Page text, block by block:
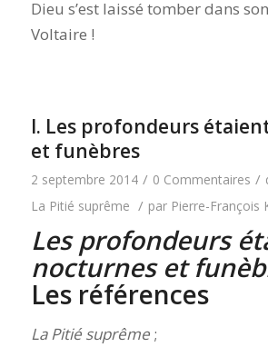
Dieu s’est laissé tomber dans
Voltaire !
I. Les profondeurs
et funèbres
2 septembre 2014 / 0 Commentaires /
La Pitié suprême / par Pierre-François
Les profondeurs
nocturnes et
Les références
La Pitié suprême;